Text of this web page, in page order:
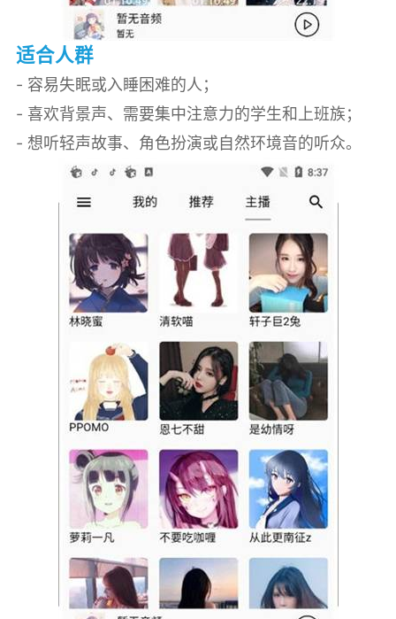
适合人群
- 容易失眠或入睡困难的人；
- 喜欢背景声、需要集中注意力的学生和上班族；
- 想听轻声故事、角色扮演或自然环境音的听众。